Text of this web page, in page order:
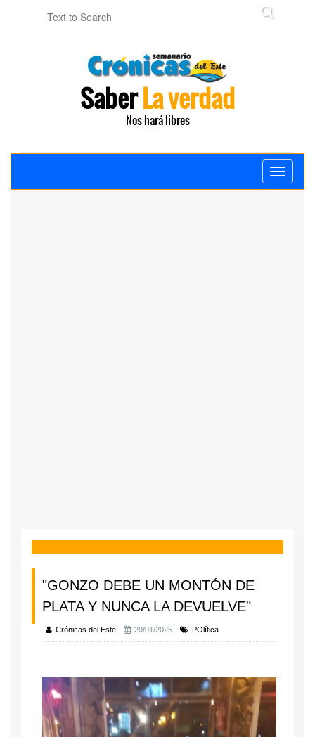
SaberLa verdad
Nos hará libres
Toggle
"GONZO DEBE UN MONTÓN DE
PLATA Y NUNCA LA DEVUELVE"
Crónicas del Este 20/01/2025 POlítica